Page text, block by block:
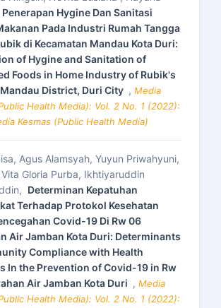
Penerapan Hygine Dan Sanitasi
Pada Industri Rumah Tangga
di Kecamatan Mandau Kota Duri:
of Hygine and Sanitation of
Foods in Home Industry of Rubik's
District, Duri City , Media
Health Media): Vol. 2 No. 1 (2022):
Kesmas (Public Health Media)
Agus Alamsyah, Yuyun Priwahyuni,
Gloria Purba, Ikhtiyaruddin
Determinan Kepatuhan
Terhadap Protokol Kesehatan
Covid-19 Di Rw 06
Air Jamban Kota Duri: Determinants
Compliance with Health
In the Prevention of Covid-19 in Rw
Air Jamban Kota Duri , Media
Health Media): Vol. 2 No. 1 (2022):